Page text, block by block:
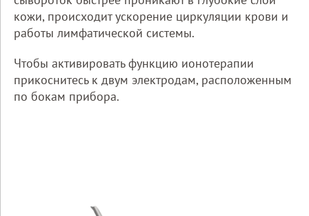
Чтобы активировать функцию ионотерапии
прикоснитесь к двум электродам, расположенным
по бокам прибора.
кожи, происходит ускорение циркуляции крови и
работы лимфатической системы.